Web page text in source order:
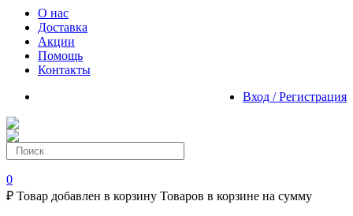
О нас
Доставка
Акции
Помощь
Контакты
Вход / Регистрация
0
₽ Товар добавлен в корзину Товаров в корзине на сумму